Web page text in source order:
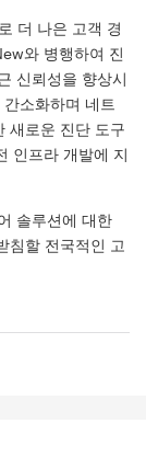
더 나은 고객 경
와 병행하여 진
신뢰성을 향상시
소화하며 네트
새로운 진단 도구
인프라 개발에 지
솔루션에 대한
침할 전국적인 고